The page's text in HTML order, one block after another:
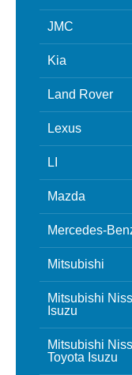
JMC
Kia
Land Rover
Lexus
LI
Mazda
Mercedes-
Mitsubishi
Mitsubishi
Isuzu
Mitsubishi
Toyota Isuzu